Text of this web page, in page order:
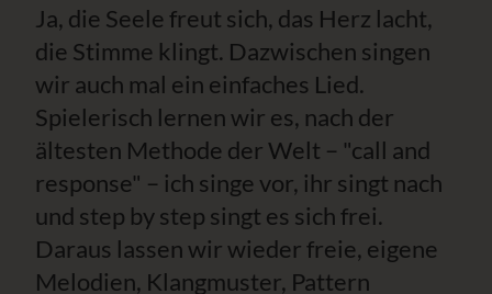
Ja, die Seele freut sich, das Herz lacht,
die Stimme klingt. Dazwischen singen
wir auch mal ein einfaches Lied.
Spielerisch lernen wir es, nach der
ältesten Methode der Welt – "call and
response" – ich singe vor, ihr singt nach
und step by step singt es sich frei.
Daraus lassen wir wieder freie, eigene
Melodien, Klangmuster, Pattern